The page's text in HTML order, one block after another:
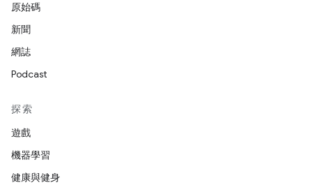
原始碼
新聞
網誌
Podcast
探索
遊戲
機器學習
健康與健身